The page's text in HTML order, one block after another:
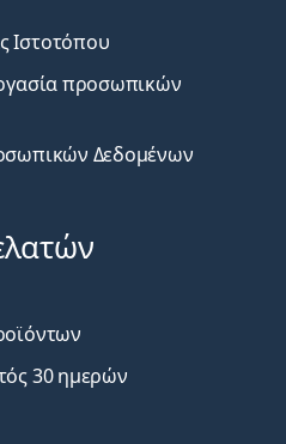
Ιστοτόπου
προσωπικών
Δεδομένων
30 ημερών